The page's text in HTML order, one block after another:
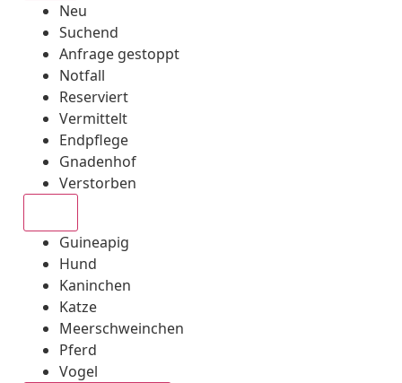
Neu
Suchend
Anfrage gestoppt
Notfall
Reserviert
Vermittelt
Endpflege
Gnadenhof
Verstorben
Guineapig
Hund
Kaninchen
Katze
Meerschweinchen
Pferd
Vogel